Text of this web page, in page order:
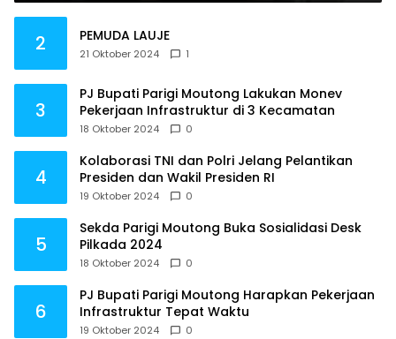
2 PEMUDA LAUJE
21 Oktober 2024 1
3
PJ Bupati Parigi Moutong Lakukan Monev
Pekerjaan Infrastruktur di 3 Kecamatan
18 Oktober 2024 0
4
Kolaborasi TNI dan Polri Jelang Pelantikan
Presiden dan Wakil Presiden RI
19 Oktober 2024 0
5
Sekda Parigi Moutong Buka Sosialidasi Desk
Pilkada 2024
18 Oktober 2024 0
6
PJ Bupati Parigi Moutong Harapkan Pekerjaan
Infrastruktur Tepat Waktu
19 Oktober 2024 0